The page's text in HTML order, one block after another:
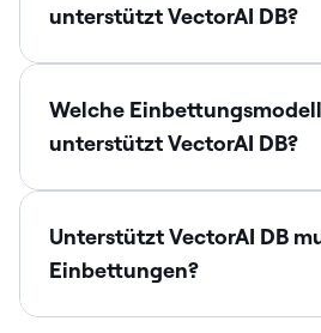
unterstützt VectorAI DB?
Welche
unterstützt VectorAI DB?
Unterstützt VectorAI DB
Einbettungen?